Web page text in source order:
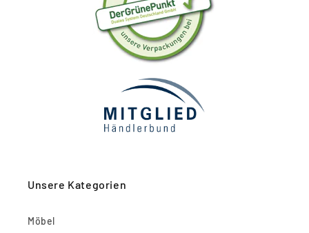
Unsere Kategorien
Möbel